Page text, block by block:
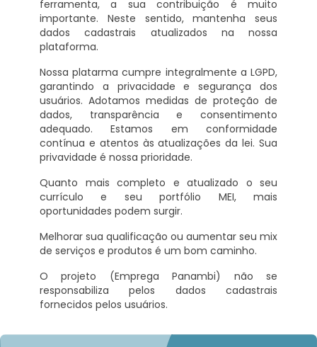
ferramenta, a sua contribuição é muito
importante. Neste sentido, mantenha seus
dados cadastrais atualizados na nossa
plataforma.
Nossa platarma cumpre integralmente a LGPD,
garantindo a privacidade e segurança dos
usuários. Adotamos medidas de proteção de
dados, transparência e consentimento
adequado. Estamos em conformidade
contínua e atentos às atualizações da lei. Sua
privavidade é nossa prioridade.
Quanto mais completo e atualizado o seu
currículo e seu portfólio MEI, mais
oportunidades podem surgir.
Melhorar sua qualificação ou aumentar seu mix
de serviços e produtos é um bom caminho.
O projeto (Emprega Panambi) não se
responsabiliza pelos dados cadastrais
fornecidos pelos usuários.